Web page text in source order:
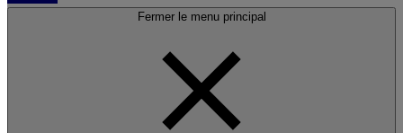
Fermer le menu principal